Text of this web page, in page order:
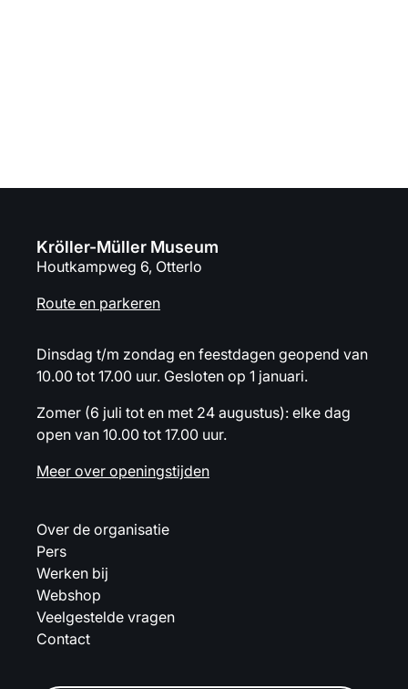
Kröller-Müller Museum
Houtkampweg 6, Otterlo
Route en parkeren
Dinsdag t/m zondag en feestdagen geopend van
10.00 tot 17.00 uur. Gesloten op 1 januari.
Zomer (6 juli tot en met 24 augustus): elke dag
open van 10.00 tot 17.00 uur.
Meer over openingstijden
Over de organisatie
Pers
Werken bij
Webshop
Veelgestelde vragen
Contact